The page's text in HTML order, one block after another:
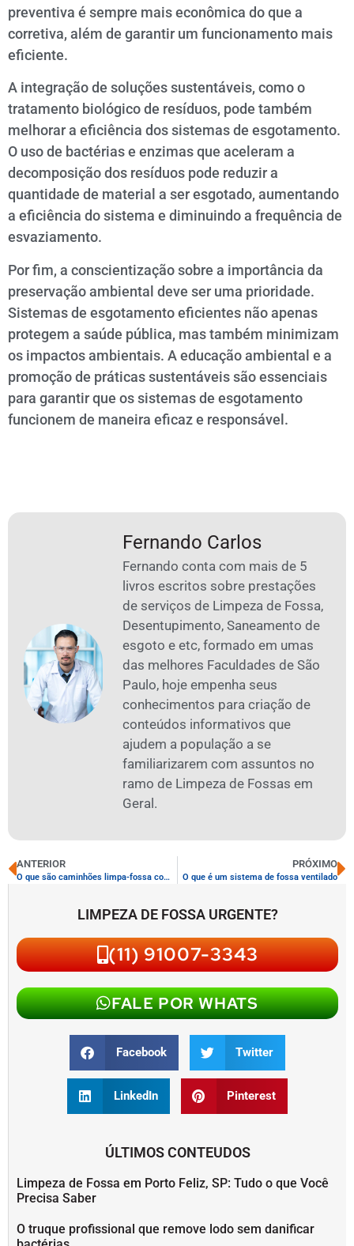
preventiva é sempre mais econômica do que a
corretiva, além de garantir um funcionamento mais
eficiente.
A integração de soluções sustentáveis, como o
tratamento biológico de resíduos, pode também
melhorar a eficiência dos sistemas de esgotamento.
O uso de bactérias e enzimas que aceleram a
decomposição dos resíduos pode reduzir a
quantidade de material a ser esgotado, aumentando
a eficiência do sistema e diminuindo a frequência de
esvaziamento.
Por fim, a conscientização sobre a importância da
preservação ambiental deve ser uma prioridade.
Sistemas de esgotamento eficientes não apenas
protegem a saúde pública, mas também minimizam
os impactos ambientais. A educação ambiental e a
promoção de práticas sustentáveis são essenciais
para garantir que os sistemas de esgotamento
funcionem de maneira eficaz e responsável.
Fernando Carlos
Fernando conta com mais de 5
livros escritos sobre prestações
de serviços de Limpeza de Fossa,
Desentupimento, Saneamento de
esgoto e etc, formado em umas
das melhores Faculdades de São
Paulo, hoje empenha seus
conhecimentos para criação de
conteúdos informativos que
ajudem a população a se
familiarizarem com assuntos no
ramo de Limpeza de Fossas em
Geral.
ANTERIOR
O que são caminhões limpa-fossa com tanque de aço
PRÓXIMO
O que é um sistema de fossa ventilado
LIMPEZA DE FOSSA URGENTE?
(11) 91007-3343
FALE POR WHATS
Facebook Twitter
LinkedIn Pinterest
ÚLTIMOS CONTEUDOS
Limpeza de Fossa em Porto Feliz, SP: Tudo o que Você
Precisa Saber
O truque profissional que remove lodo sem danificar